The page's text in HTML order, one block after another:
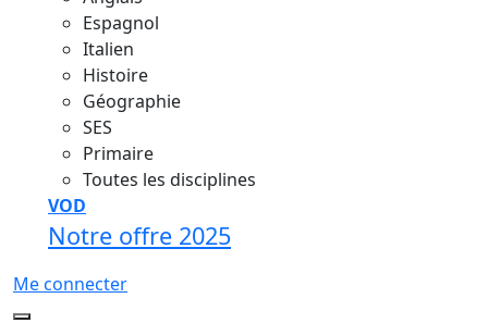
Espagnol
Italien
Histoire
Géographie
SES
Primaire
Toutes les disciplines
VOD
Notre offre 2025
Me connecter